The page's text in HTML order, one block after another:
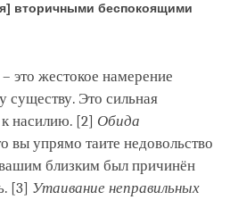
вторичными беспокоящими
это жестокое намерение
существу. Это сильная
насилию. [2] Обида
вы упрямо таите недовольство
близким был причинён
[3] Утаивание неправильных